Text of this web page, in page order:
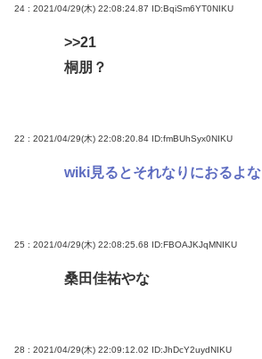
24 : 2021/04/29(木) 22:08:24.87 ID:BqiSm6YT0NIKU
>>21
桐朋？
22 : 2021/04/29(木) 22:08:20.84 ID:fmBUhSyx0NIKU
wiki見るとそれなりにおるよな
25 : 2021/04/29(木) 22:08:25.68 ID:FBOAJKJqMNIKU
桑田佳祐やな
28 : 2021/04/29(木) 22:09:12.02 ID:JhDcY2uydNIKU